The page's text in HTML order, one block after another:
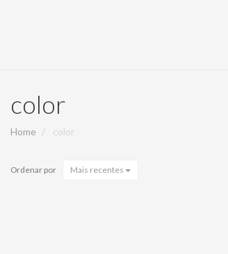
color
Home color
Ordenar por Mais recentes